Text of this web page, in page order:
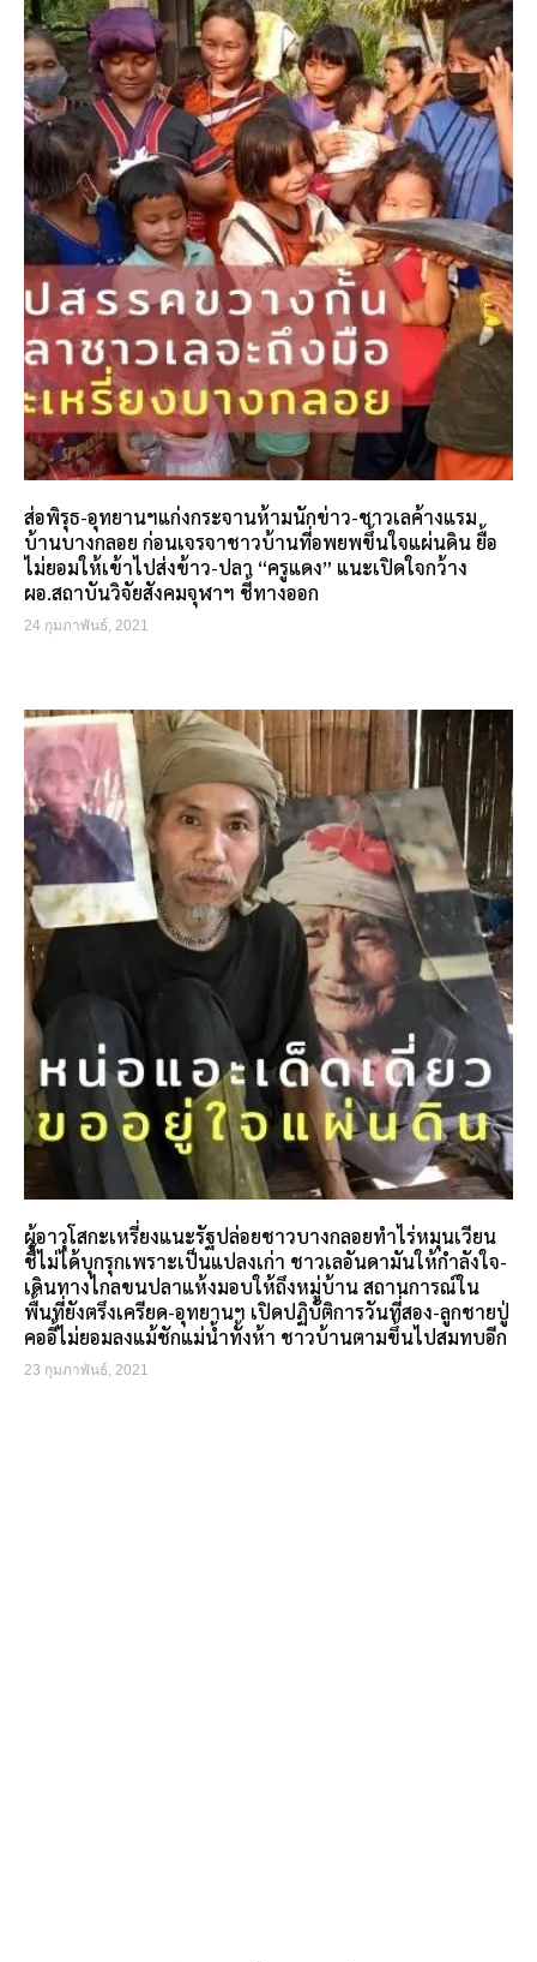
ส่อพิรุธ-อุทยานฯแก่งกระจานห้ามนักข่าว-ชาวเลค้างแรม
บ้านบางกลอย ก่อนเจรจาชาวบ้านที่อพยพขึ้นใจแผ่นดิน ยื้อ
ไม่ยอมให้เข้าไปส่งข้าว-ปลา “ครูแดง” แนะเปิดใจกว้าง
ผอ.สถาบันวิจัยสังคมจุฬาฯ ชี้ทางออก
24 กุมภาพันธ์, 2021
ผู้อาวุโสกะเหรี่ยงแนะรัฐปล่อยชาวบางกลอยทำไร่หมุนเวียน
ชี้ไม่ได้บุกรุกเพราะเป็นแปลงเก่า ชาวเลอันดามันให้กำลังใจ-
เดินทางไกลขนปลาแห้งมอบให้ถึงหมู่บ้าน สถานการณ์ใน
พื้นที่ยังตรึงเครียด-อุทยานฯ เปิดปฏิบัติการวันที่สอง-ลูกชายปู่
คออี้ไม่ยอมลงแม้ชักแม่น้ำทั้งห้า ชาวบ้านตามขึ้นไปสมทบอีก
23 กุมภาพันธ์, 2021